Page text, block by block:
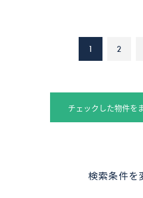
1 2
チェックした物件を
検索条件を